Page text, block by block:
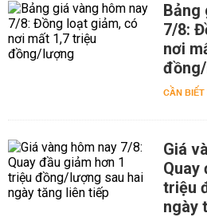
Bảng
7/8:
nơi
CẦN BIẾT
Giá
Quay
triệu
ngày